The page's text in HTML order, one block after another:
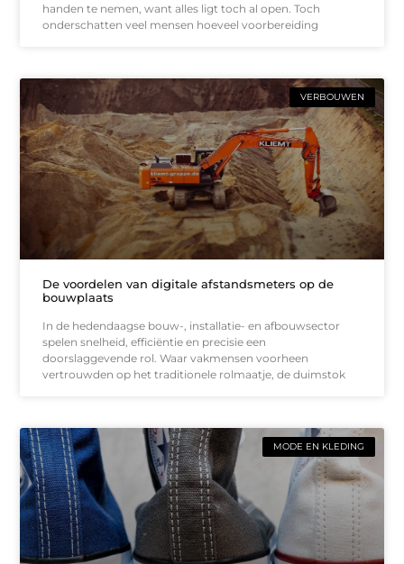
handen te nemen, want alles ligt toch al open. Toch
onderschatten veel mensen hoeveel voorbereiding
VERBOUWEN
De voordelen van digitale afstandsmeters op de
bouwplaats
In de hedendaagse bouw-, installatie- en afbouwsector
spelen snelheid, efficiëntie en precisie een
doorslaggevende rol. Waar vakmensen voorheen
vertrouwden op het traditionele rolmaatje, de duimstok
MODE EN KLEDING